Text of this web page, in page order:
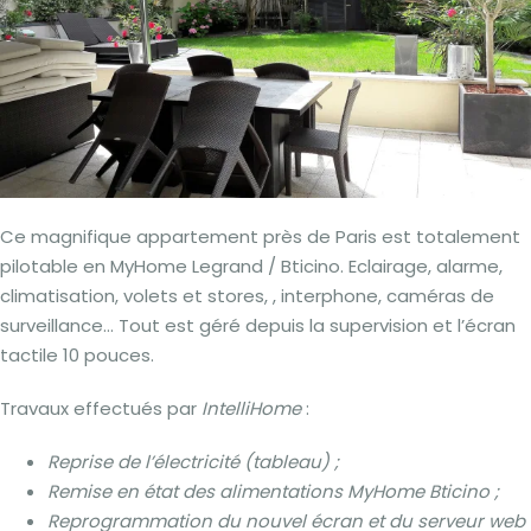
Ce magnifique appartement près de Paris est totalement
pilotable en MyHome Legrand / Bticino. Eclairage, alarme,
climatisation, volets et stores, , interphone, caméras de
surveillance… Tout est géré depuis la supervision et l’écran
tactile 10 pouces.
Travaux effectués par IntelliHome:
Reprise de l’électricité (tableau) ;
Remise en état des alimentations MyHome Bticino ;
Reprogrammation du nouvel écran et du serveur web